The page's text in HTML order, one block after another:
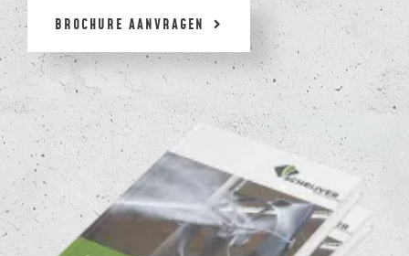
BROCHURE AANVRAGEN